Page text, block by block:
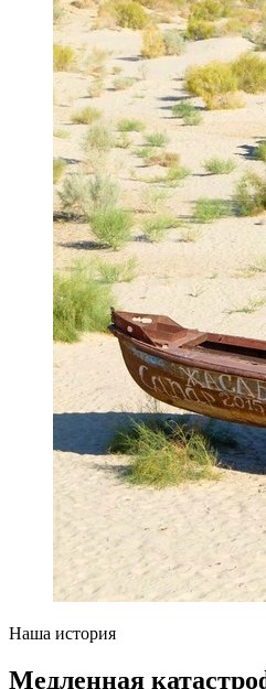
Наша история
Медленная